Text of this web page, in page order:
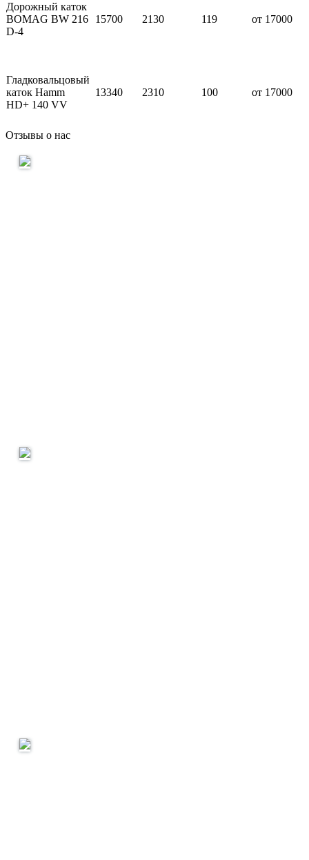
Дорожный каток
BOMAG BW 216
D-4
15700 2130 119 от 17000
Гладковальцовый
каток Hamm
HD+ 140 VV
13340 2310 100 от 17000
Отзывы о нас